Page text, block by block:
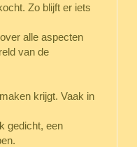
Zo blijft er iets
alle aspecten
van de
krijgt. Vaak in
gedicht, een